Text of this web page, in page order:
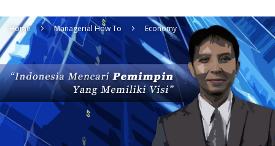
Home Managerial How To Economy